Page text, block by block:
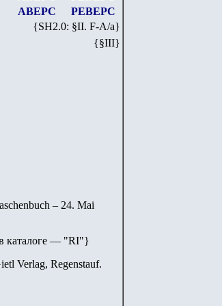
АВЕРС
РЕВЕРС
{SH2.0: §II. F-A/a}
{§III}
– 24. Mai
каталоге — "RI"}
Verlag, Regenstauf.